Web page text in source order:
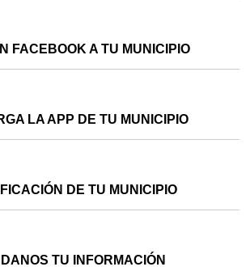
FACEBOOK A TU MUNICIPIO
LA APP DE TU MUNICIPIO
DE TU MUNICIPIO
TU INFORMACIÓN